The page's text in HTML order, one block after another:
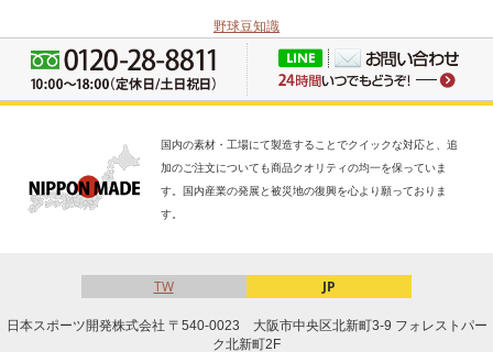
野球豆知識
国内の素材・工場にて製造することでクイックな対応と、追
加のご注文についても商品クオリティの均一を保っていま
す。国内産業の発展と被災地の復興を心より願っておりま
す。
TW JP
日本スポーツ開発株式会社 〒540-0023 大阪市中央区北新町3-9 フォレストパー
ク北新町2F